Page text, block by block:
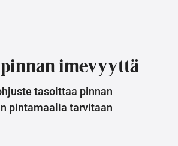
imevyyttä
tasoittaa pinnan
pintamaalia tarvitaan